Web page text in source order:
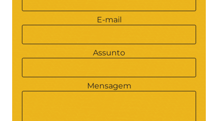
E-mail
Assunto
Mensagem